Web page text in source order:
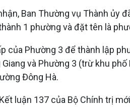
Ban Thường vụ Thành ủy
1 phường và đặt tên là
của Phường 3 để thành lập
và Phường 3 (trừ khu phố
Đông Hà.
luận 137 của Bộ Chính trị